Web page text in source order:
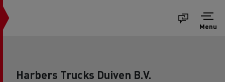
Menu
Harbers Trucks Duiven B.V.